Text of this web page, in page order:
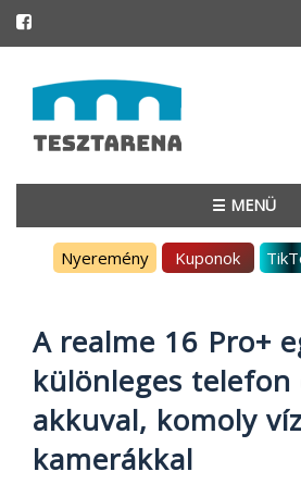
to
content
☰ MENÜ
Nyeremény Kuponok
A realme 16 Pro+
különleges telefon
akkuval, komoly
kamerákkal